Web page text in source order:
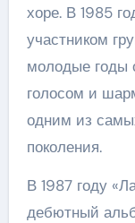
хоре. В 1985
участником
молодые годы
голосом и
одним из
поколения.
В 1987 году
дебютный